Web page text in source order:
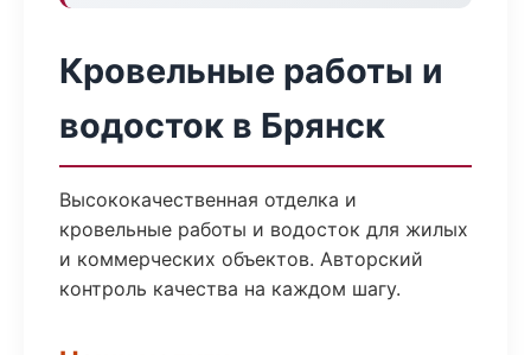
Кровельные работы и
водосток в Брянск
Высококачественная отделка и
кровельные работы и водосток для жилых
и коммерческих объектов. Авторский
контроль качества на каждом шагу.